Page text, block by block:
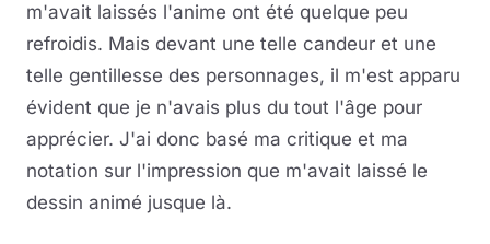
m'avait laissés l'anime ont été quelque peu
refroidis. Mais devant une telle candeur et une
telle gentillesse des personnages, il m'est apparu
évident que je n'avais plus du tout l'âge pour
apprécier. J'ai donc basé ma critique et ma
notation sur l'impression que m'avait laissé le
dessin animé jusque là.